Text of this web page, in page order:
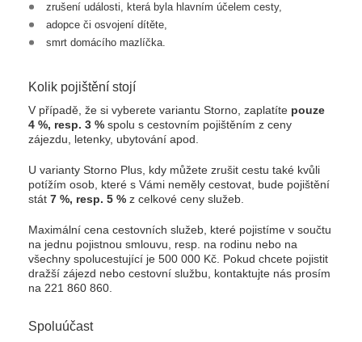
zrušení události, která byla hlavním účelem cesty,
adopce či osvojení dítěte,
smrt domácího mazlíčka.
Kolik pojištění stojí
V případě, že si vyberete variantu Storno, zaplatíte pouze
4 %, resp. 3 % spolu s cestovním pojištěním z ceny
zájezdu, letenky, ubytování apod.
U varianty Storno Plus, kdy můžete zrušit cestu také kvůli
potížím osob, které s Vámi neměly cestovat, bude pojištění
stát 7 %, resp. 5 % z celkové ceny služeb.
Maximální cena cestovních služeb, které pojistíme v součtu
na jednu pojistnou smlouvu, resp. na rodinu nebo na
všechny spolucestující je 500 000 Kč. Pokud chcete pojistit
dražší zájezd nebo cestovní službu, kontaktujte nás prosím
na 221 860 860.
Spoluúčast